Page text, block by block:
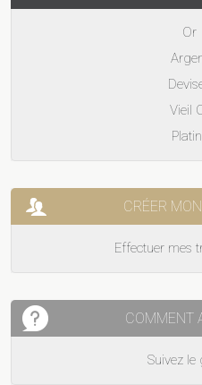
Or
Vieil
CRÉER
Effectuer mes
COMMENT
Suivez le